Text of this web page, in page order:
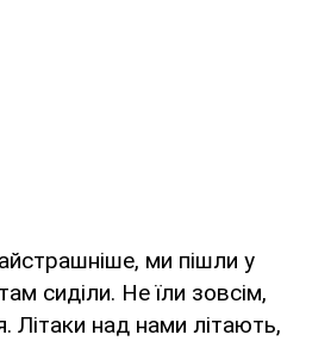
ми пішли у
сиділи. Не їли зовсім,
Літаки над нами літають,